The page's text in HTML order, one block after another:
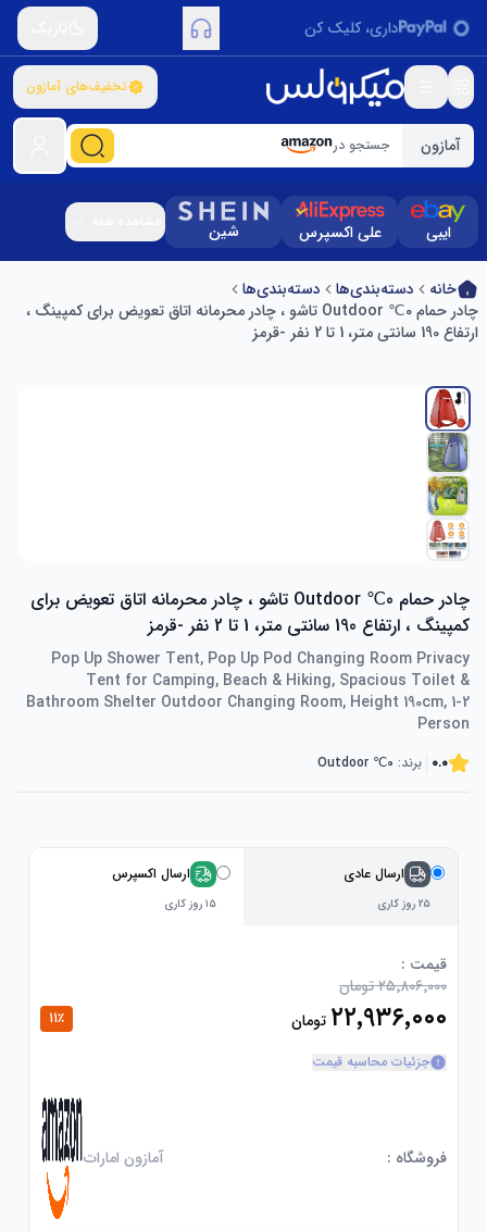
داری، کلیک کن
تخفیف‌های آمازون
آمازون جستجو در
ایبی علی اکسپرس شین
خانه دسته‌بندی‌ها
دسته‌بندی‌ها
چادر حمام 0℃ Outdoor تاشو ، چادر محرمانه اتاق تعویض برای کمپینگ ،
ارتفاع 190 سانتی متر، 1 تا 2 نفر -قرمز
چادر حمام 0℃ Outdoor تاشو ، چادر محرمانه اتاق تعویض برای
کمپینگ ، ارتفاع 190 سانتی متر، 1 تا 2 نفر -قرمز
Pop Up Shower Tent, Pop Up Pod Changing Room Privacy
Tent for Camping, Beach & Hiking, Spacious Toilet &
Bathroom Shelter Outdoor Changing Room, Height 190cm, 1-2
Person
0.0 برند: 0℃ Outdoor
ارسال عادی
۲۵ روز کاری
ارسال اکسپرس
۱۵ روز کاری
قیمت :
۲۵٬۸۰۶٬۰۰۰ تومان
۲۲٬۹۳۶٬۰۰۰ تومان 11٪
جزئیات محاسبه قیمت
فروشگاه : آمازون امارات